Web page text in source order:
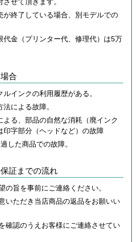
が終了している場合、別モデルでの
代金（プリンター代、修理代）は5万
合
インクの利用履歴がある。
による故障。
よる、部品の自然な消耗（廃インク
印字部分（ヘッドなど）の故障
した商品での故障。
証までの流れ
の旨を事前にご連絡ください。
いただき当店商品の返品をお願いい
確認のうえお客様にご連絡させてい